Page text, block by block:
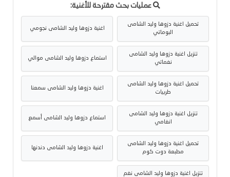
عمليات بحث مقترحة للأغنية:
تحميل اغنية دزوها وليد الشامى
البوماتي
اغنية دزوها وليد الشامى نجومي
تنزيل اغنية دزوها وليد الشامى
نغماتي
استماع دزوها وليد الشامى موالي
تحميل اغنية دزوها وليد الشامى
طربيات
اغنية دزوها وليد الشامى سمعنا
تنزيل اغنية دزوها وليد الشامى
انغامي
استماع دزوها وليد الشامى أسمع
تحميل اغنية دزوها وليد الشامى
مطبعة دوت كوم
اغنية دزوها وليد الشامى دندنها
تنزيل اغنية دزوها وليد الشامى نغم